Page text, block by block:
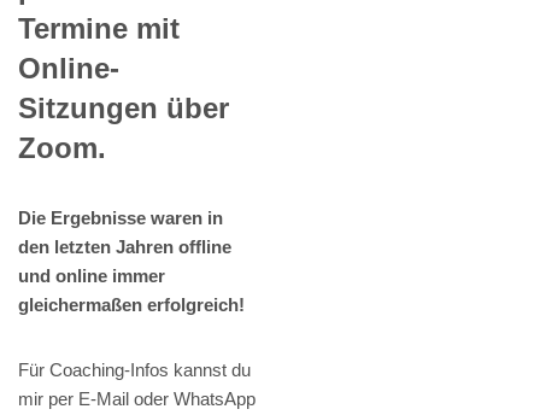
Termine mit
Online-
Sitzungen über
Zoom.
Die Ergebnisse waren in
den letzten Jahren offline
und online immer
gleichermaßen erfolgreich!
Für Coaching-Infos kannst du
mir per E-Mail oder WhatsApp